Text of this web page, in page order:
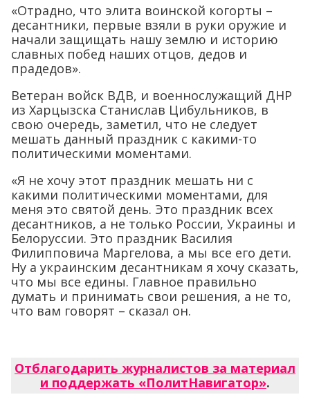
«Отрадно, что элита воинской когорты –
десантники, первые взяли в руки оружие и
начали защищать нашу землю и историю
славных побед наших отцов, дедов и
прадедов».
Ветеран войск ВДВ, и военнослужащий ДНР
из Харцызска Станислав Цибульников, в
свою очередь, заметил, что не следует
мешать данный праздник с какими-то
политическими моментами.
«Я не хочу этот праздник мешать ни с
какими политическими моментами, для
меня это святой день. Это праздник всех
десантников, а не только России, Украины и
Белоруссии. Это праздник Василия
Филипповича Маргелова, а мы все его дети.
Ну а украинским десантникам я хочу сказать,
что мы все едины. Главное правильно
думать и принимать свои решения, а не то,
что вам говорят – сказал он.
Отблагодарить журналистов за материал
и поддержать «ПолитНавигатор».